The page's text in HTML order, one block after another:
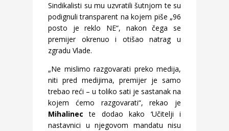
Sindikalisti su mu uzvratili šutnjom te su
podignuli transparent na kojem piše „96
posto je reklo NE“, nakon čega se
premijer okrenuo i otišao natrag u
zgradu Vlade.
„Ne mislimo razgovarati preko medija,
niti pred medijima, premijer je samo
trebao reći – u toliko sati je sastanak na
kojem ćemo razgovarati“, rekao je
Mihalinec te dodao kako ‘Učitelji i
nastavnici u njegovom mandatu nisu